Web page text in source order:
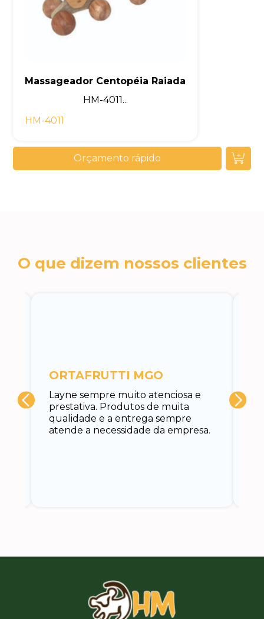
Massageador Centopéia Raiada
HM-4011...
HM-4011
Orçamento rápido
O que dizem nossos clientes
Layne sempre muito atenciosa e
prestativa. Produtos de muita
qualidade e a entrega sempre
atende a necessidade da empresa.
ORTAFRUTTI MGO